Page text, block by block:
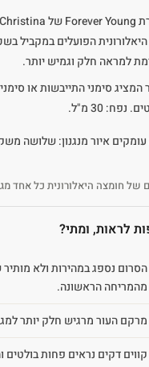
הפועלים במקביל
למראה חלק וגמיש יותר.
המציג סימני התייבשות או
30 מ"ל.
חומצה היאלורונית כל אחד
לראות, ומתי?
הסרום נספג במהירות ולא
מהמריחה הראשונה.
מרקם העור מרגיש חלק יותר
קווים דקים נראים פחות בולטים